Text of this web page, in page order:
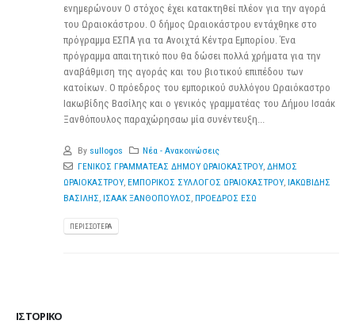
ενημερώνουν Ο στόχος έχει κατακτηθεί πλέον για την αγορά
του Ωραιοκάστρου. Ο δήμος Ωραιοκάστρου εντάχθηκε στο
πρόγραμμα ΕΣΠΑ για τα Ανοιχτά Κέντρα Εμπορίου. Ένα
πρόγραμμα απαιτητικό που θα δώσει πολλά χρήματα για την
αναβάθμιση της αγοράς και του βιοτικού επιπέδου των
κατοίκων. Ο πρόεδρος του εμπορικού συλλόγου Ωραιόκαστρο
Ιακωβίδης Βασίλης και ο γενικός γραμματέας του Δήμου Ισαάκ
Ξανθόπουλος παραχώρησαω μία συνέντευξη...
By sullogos
Νέα - Ανακοινώσεις
ΓΕΝΙΚΟΣ ΓΡΑΜΜΑΤΕΑΣ ΔΗΜΟΥ ΩΡΑΙΟΚΑΣΤΡΟΥ, ΔΗΜΟΣ
ΩΡΑΙΟΚΑΣΤΡΟΥ ΕΜΠΟΡΙΚΟΣ ΣΥΛΛΟΓΟΣ ΩΡΑΙΟΚΑΣΤΡΟΥ ΙΑΚΩΒΙΔΗΣ
ΒΑΣΙΛΗΣ ΙΣΑΑΚ ΞΑΝΘΟΠΟΥΛΟΣ ΠΡΟΕΔΡΟΣ ΕΣΩ
ΠΕΡΙΣΣΌΤΕΡΑ
ΙΣΤΟΡΙΚΌ